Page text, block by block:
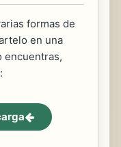
formas de
en una
encuentras,